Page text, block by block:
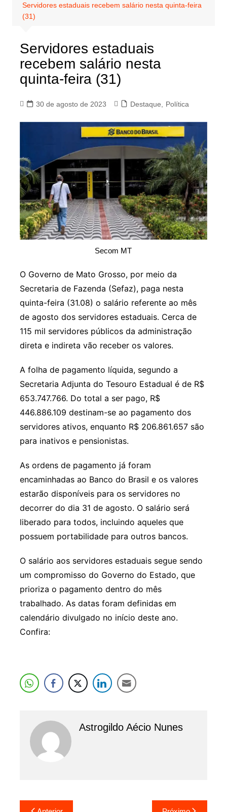
Servidores estaduais recebem salário nesta quinta-feira
(31)
Servidores estaduais
recebem salário nesta
quinta-feira (31)
30 de agosto de 2023 Destaque Política
Secom MT
O Governo de Mato Grosso, por meio da
Secretaria de Fazenda (Sefaz), paga nesta
quinta-feira (31.08) o salário referente ao mês
de agosto dos servidores estaduais. Cerca de
115 mil servidores públicos da administração
direta e indireta vão receber os valores.
A folha de pagamento líquida, segundo a
Secretaria Adjunta do Tesouro Estadual é de R$
653.747.766. Do total a ser pago, R$
446.886.109 destinam-se ao pagamento dos
servidores ativos, enquanto R$ 206.861.657 são
para inativos e pensionistas.
As ordens de pagamento já foram
encaminhadas ao Banco do Brasil e os valores
estarão disponíveis para os servidores no
decorrer do dia 31 de agosto. O salário será
liberado para todos, incluindo aqueles que
possuem portabilidade para outros bancos.
O salário aos servidores estaduais segue sendo
um compromisso do Governo do Estado, que
prioriza o pagamento dentro do mês
trabalhado. As datas foram definidas em
calendário divulgado no início deste ano.
Confira:
Astrogildo Aécio Nunes
Navegação